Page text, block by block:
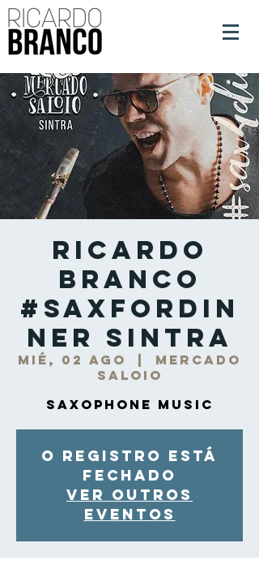
Ricardo
Branco
#SaxForDin
ner Sintra
mié, 02 ago
Mercado
Saloio
Saxophone Music
O registro está
fechado
Ver outros
eventos